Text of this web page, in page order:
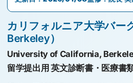
カリフォルニア大学バー
Berkeley）
University of California,
留学提出用 英文診断書・医療書